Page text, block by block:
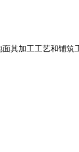
其加工工艺和铺